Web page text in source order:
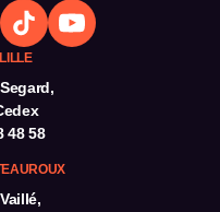
ni de
avec les autres
48 58